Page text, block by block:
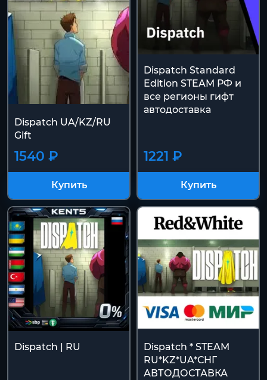
Dispatch UA/KZ/RU
Gift
1540 ₽
Купить
Dispatch Standard
Edition STEAM РФ и
все регионы гифт
автодоставка
1221 ₽
Купить
Dispatch | RU
Dispatch * STEAM
RU*KZ*UA*СНГ
АВТОДОСТАВКА